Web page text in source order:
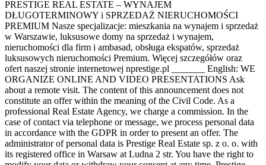
PRESTIGE REAL ESTATE – WYNAJEM
DŁUGOTERMINOWY i SPRZEDAŻ NIERUCHOMOŚCI
PREMIUM Nasze specjalizacje: mieszkania na wynajem i sprzedaż
w Warszawie, luksusowe domy na sprzedaż i wynajem,
nieruchomości dla firm i ambasad, obsługa ekspatów, sprzedaż
luksusowych nieruchomości Premium. Więcej szczegółów oraz
ofert naszej stronie internetowej nprestige.pl _______ English: WE
ORGANIZE ONLINE AND VIDEO PRESENTATIONS Ask
about a remote visit. The content of this announcement does not
constitute an offer within the meaning of the Civil Code. As a
professional Real Estate Agency, we charge a commission. In the
case of contact via telephone or message, we process personal data
in accordance with the GDPR in order to present an offer. The
administrator of personal data is Prestige Real Estate sp. z o. o. with
its registered office in Warsaw at Ludna 2 str. You have the right to